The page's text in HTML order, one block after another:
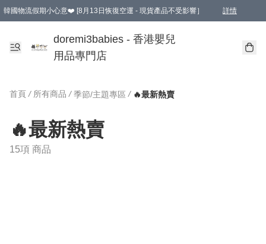
韓國物流假期小心意❤️ [8月13日恢復空運 - 現貨產品不受影響］ 詳情
新會員首張訂單滿$600即享9折優惠！(部份超優惠產品 & 品牌指定價除外)
doremi3babies - 香港嬰兒
用品專門店
首頁 / 所有商品 / 季節/主題專區 / 🔥最新熱賣
🔥最新熱賣
15項 商品